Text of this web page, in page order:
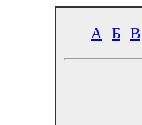
А Б В